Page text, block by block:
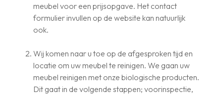
meubel voor een prijsopgave. Het contact
formulier invullen op de website kan natuurlijk
ook.
Wij komen naar u toe op de afgesproken tijd en
locatie om uw meubel te reinigen. We gaan uw
meubel reinigen met onze biologische producten.
Dit gaat in de volgende stappen; voorinspectie,